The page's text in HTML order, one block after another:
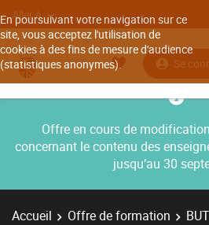
En poursuivant votre navigation sur ce
site, vous acceptez l'utilisation de
cookies à des fins de mesure d'audience
(statistiques anonymes).
Aller à
Se
Offre en cours de
concernant le contenu des
jusqu’au 30
Accueil Offre de formation
BUT